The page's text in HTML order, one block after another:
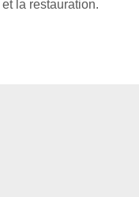
et la restauration.